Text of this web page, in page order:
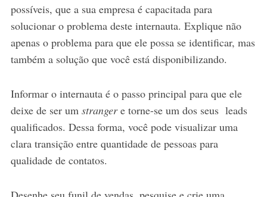
possíveis, que a sua empresa é capacitada para
solucionar o problema deste internauta. Explique não
apenas o problema para que ele possa se identificar, mas
também a solução que você está disponibilizando.
Informar o internauta é o passo principal para que ele
deixe de ser um strangere torne-se um dos seus leads
qualificados. Dessa forma, você pode visualizar uma
clara transição entre quantidade de pessoas para
qualidade de contatos.